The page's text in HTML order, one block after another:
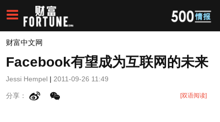
财富中文网
Facebook有望成为互联网的未来
Jessi Hempel | 2011-09-26 11:49
分享： [双语阅读]